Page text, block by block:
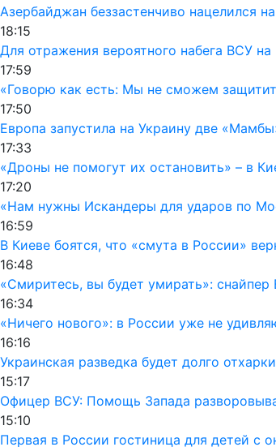
Азербайджан беззастенчиво нацелился
18:15
Для отражения вероятного набега ВСУ
17:59
«Говорю как есть: Мы не сможем
17:50
Европа запустила на Украину две
17:33
«Дроны не помогут их остановить» – в
17:20
«Нам нужны Искандеры для ударов по
16:59
В Киеве боятся, что «смута в России»
16:48
«Смиритесь, вы будет умирать»:
16:34
«Ничего нового»: в России уже не
16:16
Украинская разведка будет долго
15:17
Офицер ВСУ: Помощь Запада
15:10
Первая в России гостиница для детей с